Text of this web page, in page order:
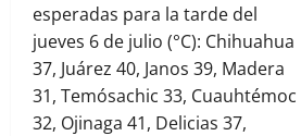
esperadas para la tarde del
jueves 6 de julio (°C): Chihuahua
37, Juárez 40, Janos 39, Madera
31, Temósachic 33, Cuauhtémoc
32, Ojinaga 41, Delicias 37,